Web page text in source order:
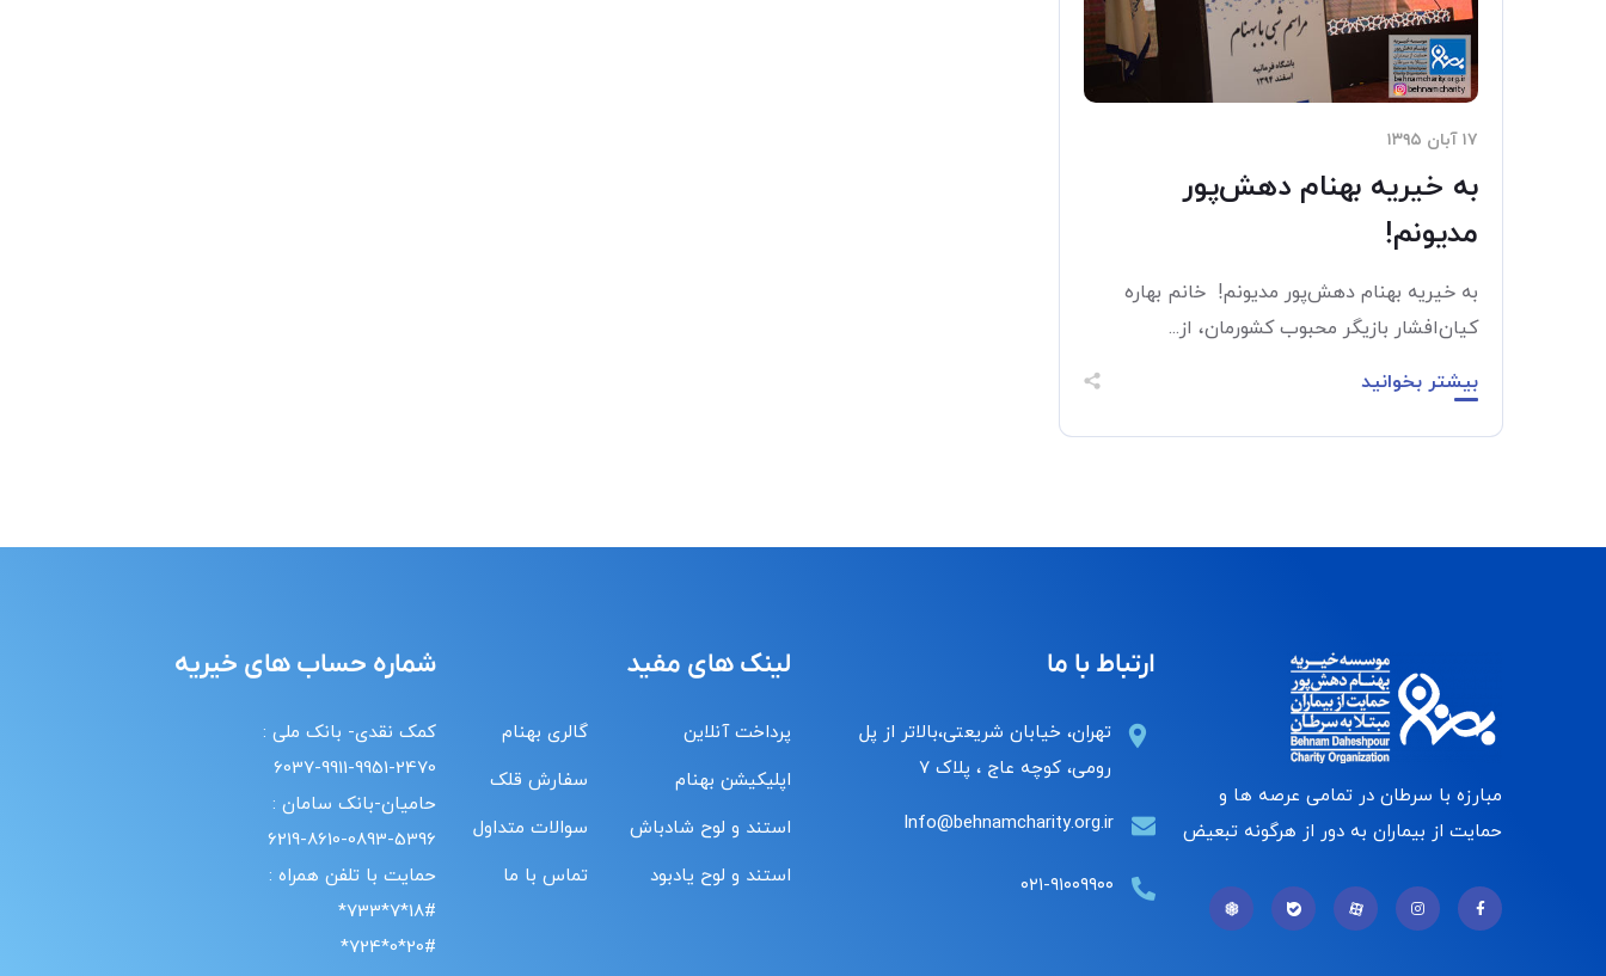
۱۷ آبان ۱۳۹۵
به خیریه بهنام دهش‌پور
مدیونم!
به خیریه بهنام دهش‌پور مدیونم! خانم بهاره
کیان‌افشار بازیگر محبوب کشورمان، از...
بیشتر بخوانید
مبارزه با سرطان در تمامی عرصه ها و
حمایت از بیماران به دور از هرگونه تبعیض
ارتباط با ما
تهران، خیابان شریعتی،بالاتر از پل
رومی، کوچه عاج ، پلاک ۷
Info@behnamcharity.org.ir
۰۲۱-۹۱۰۰۹۹۰۰
لینک های مفید
پرداخت آنلاین
اپلیکیشن بهنام
استند و لوح شادباش
استند و لوح یادبود
گالری بهنام
سفارش قلک
سوالات متداول
تماس با ما
شماره حساب های خیریه
کمک نقدی- بانک ملی :
6037-9911-9951-2470
حامیان-بانک سامان :
6219-8610-0893-5396
حمایت با تلفن همراه :
18#*7*733*
20#*0*724*